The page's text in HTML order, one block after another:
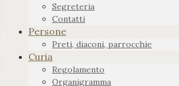
Segreteria
Contatti
Persone
Preti, diaconi, parrocchie
Curia
Regolamento
Organigramma